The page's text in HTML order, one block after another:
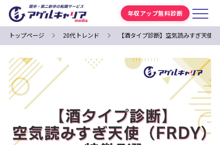
年収アップ無料診断
トップページ 20代トレンド 【酒タイプ診断】空気読みすぎ天使